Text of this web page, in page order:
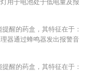
用于电池处于低电量及报
醒的药盒，其特征在于：
器通过蜂鸣器发出报警音
醒的药盒，其特征在于：